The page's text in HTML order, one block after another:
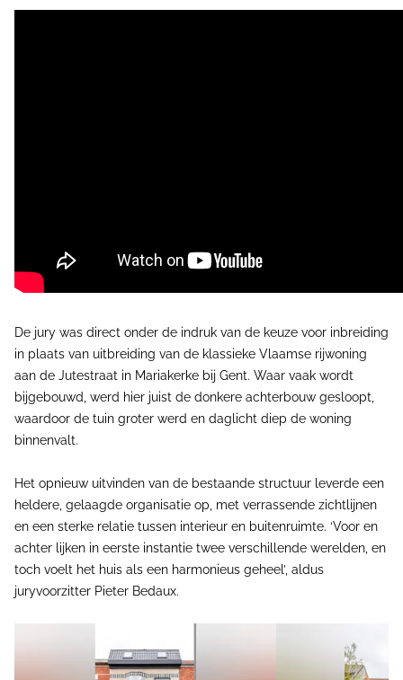
De jury was direct onder de indruk van de keuze voor inbreiding
in plaats van uitbreiding van de klassieke Vlaamse rijwoning
aan de Jutestraat in Mariakerke bij Gent. Waar vaak wordt
bijgebouwd, werd hier juist de donkere achterbouw gesloopt,
waardoor de tuin groter werd en daglicht diep de woning
binnenvalt.
Het opnieuw uitvinden van de bestaande structuur leverde een
heldere, gelaagde organisatie op, met verrassende zichtlijnen
en een sterke relatie tussen interieur en buitenruimte. ‘Voor en
achter lijken in eerste instantie twee verschillende werelden, en
toch voelt het huis als een harmonieus geheel’, aldus
juryvoorzitter Pieter Bedaux.